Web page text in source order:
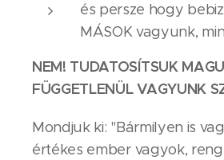
és persze hogy
MÁSOK vagyunk,
NEM! TUDATOSÍTSUK
FÜGGETLENÜL VAGYUNK
Mondjuk ki: "Bármilyen is
értékes ember vagyok,